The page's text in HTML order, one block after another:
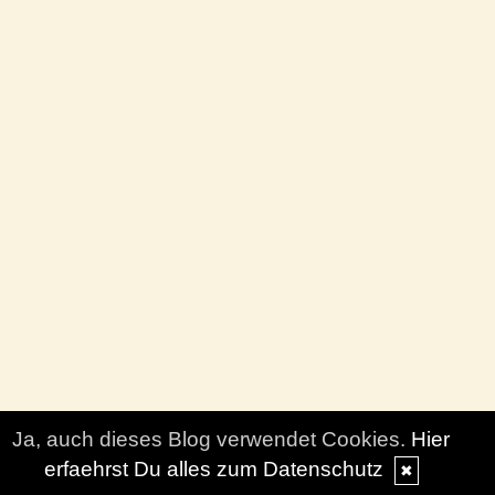
Ja, auch dieses Blog verwendet Cookies. Hier
erfaehrst Du alles zum Datenschutz
✖